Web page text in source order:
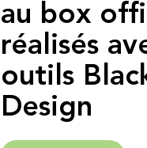
au box
réalisés
outils
Design